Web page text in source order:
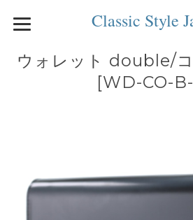
Classic Style
ウォレット
[WD-CO-